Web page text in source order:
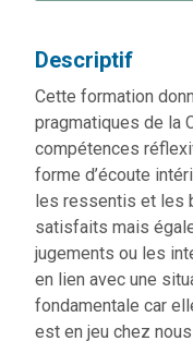
Descriptif
Cette formation
pragmatiques de la
compétences
forme d’écoute
les ressentis et les
satisfaits mais
jugements ou les
en lien avec une
fondamentale car
est en jeu chez